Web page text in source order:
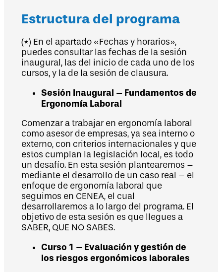
Estructura del programa
(*) En el apartado «Fechas y horarios»,
puedes consultar las fechas de la sesión
inaugural, las del inicio de cada uno de los
cursos, y la de la sesión de clausura.
Sesión Inaugural – Fundamentos de
Ergonomía Laboral
Comenzar a trabajar en ergonomía laboral
como asesor de empresas, ya sea interno o
externo, con criterios internacionales y que
estos cumplan la legislación local, es todo
un desafío. En esta sesión plantearemos –
mediante el desarrollo de un caso real – el
enfoque de ergonomía laboral que
seguimos en CENEA, el cual
desarrollaremos a lo largo del programa. El
objetivo de esta sesión es que llegues a
SABER, QUE NO SABES.
Curso 1 – Evaluación y gestión de
los riesgos ergonómicos laborales